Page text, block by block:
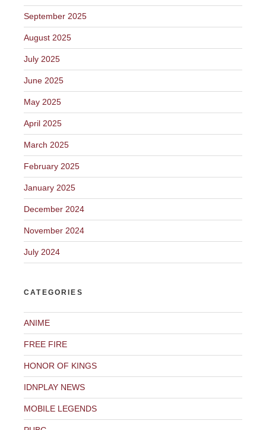
September 2025
August 2025
July 2025
June 2025
May 2025
April 2025
March 2025
February 2025
January 2025
December 2024
November 2024
July 2024
CATEGORIES
ANIME
FREE FIRE
HONOR OF KINGS
IDNPLAY NEWS
MOBILE LEGENDS